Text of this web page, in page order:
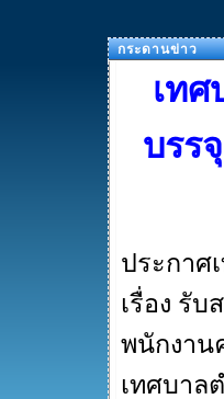
กระดานข่าว
เท
บรร
ประกาศ
เรื่อง รั
พนักงาน
เทศบาล